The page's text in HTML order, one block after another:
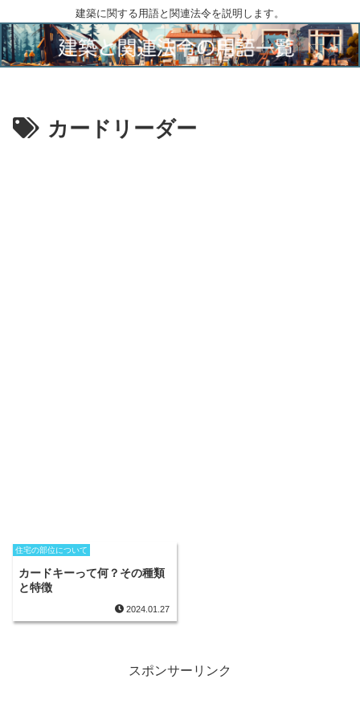
建築に関する用語と関連法令を説明します。
カードリーダー
住宅の部位について
カードキーって何？その種類
と特徴
2024.01.27
スポンサーリンク